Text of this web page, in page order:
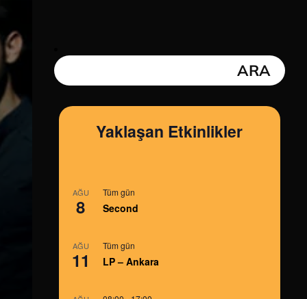
Yaklaşan Etkinlikler
AĞU
8
Tüm gün
Second
AĞU
11
Tüm gün
LP – Ankara